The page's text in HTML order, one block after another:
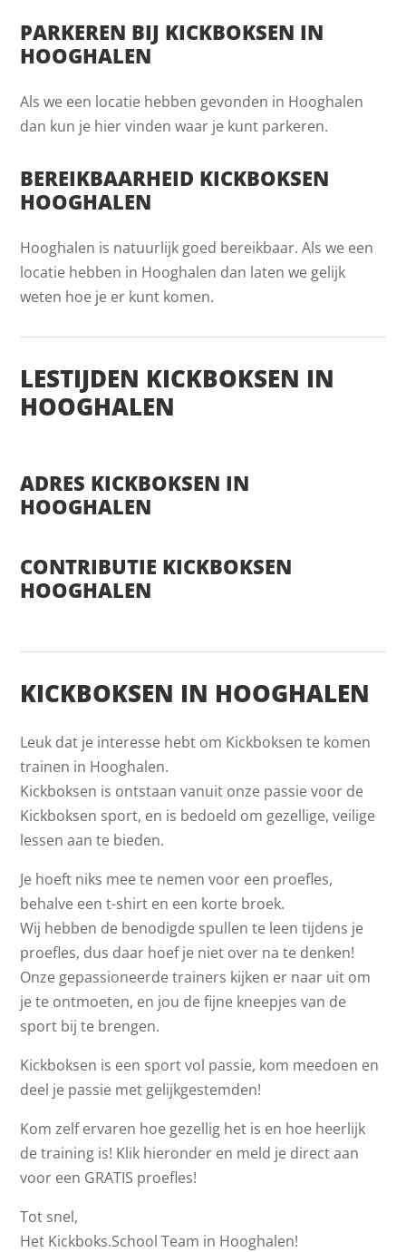
PARKEREN BIJ KICKBOKSEN IN
HOOGHALEN
Als we een locatie hebben gevonden in Hooghalen
dan kun je hier vinden waar je kunt parkeren.
BEREIKBAARHEID KICKBOKSEN
HOOGHALEN
Hooghalen is natuurlijk goed bereikbaar. Als we een
locatie hebben in Hooghalen dan laten we gelijk
weten hoe je er kunt komen.
LESTIJDEN KICKBOKSEN IN
HOOGHALEN
ADRES KICKBOKSEN IN
HOOGHALEN
CONTRIBUTIE KICKBOKSEN
HOOGHALEN
KICKBOKSEN IN HOOGHALEN
Leuk dat je interesse hebt om Kickboksen te komen
trainen in Hooghalen.
Kickboksen is ontstaan vanuit onze passie voor de
Kickboksen sport, en is bedoeld om gezellige, veilige
lessen aan te bieden.
Je hoeft niks mee te nemen voor een proefles,
behalve een t-shirt en een korte broek.
Wij hebben de benodigde spullen te leen tijdens je
proefles, dus daar hoef je niet over na te denken!
Onze gepassioneerde trainers kijken er naar uit om
je te ontmoeten, en jou de fijne kneepjes van de
sport bij te brengen.
Kickboksen is een sport vol passie, kom meedoen en
deel je passie met gelijkgestemden!
Kom zelf ervaren hoe gezellig het is en hoe heerlijk
de training is! Klik hieronder en meld je direct aan
voor een GRATIS proefles!
Tot snel,
Het Kickboks.School Team in Hooghalen!